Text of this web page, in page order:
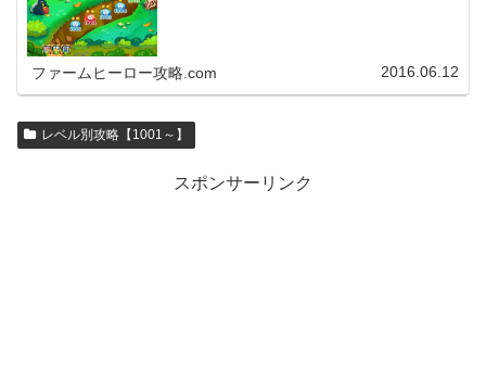
ファームヒーロー攻略.com 2016.06.12
レベル別攻略【1001～】
スポンサーリンク